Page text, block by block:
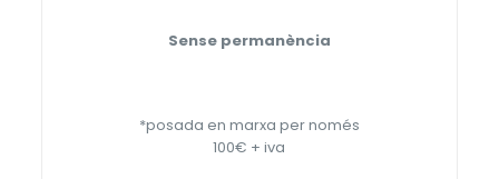
Sense permanència
*posada en marxa per només
100€ + iva